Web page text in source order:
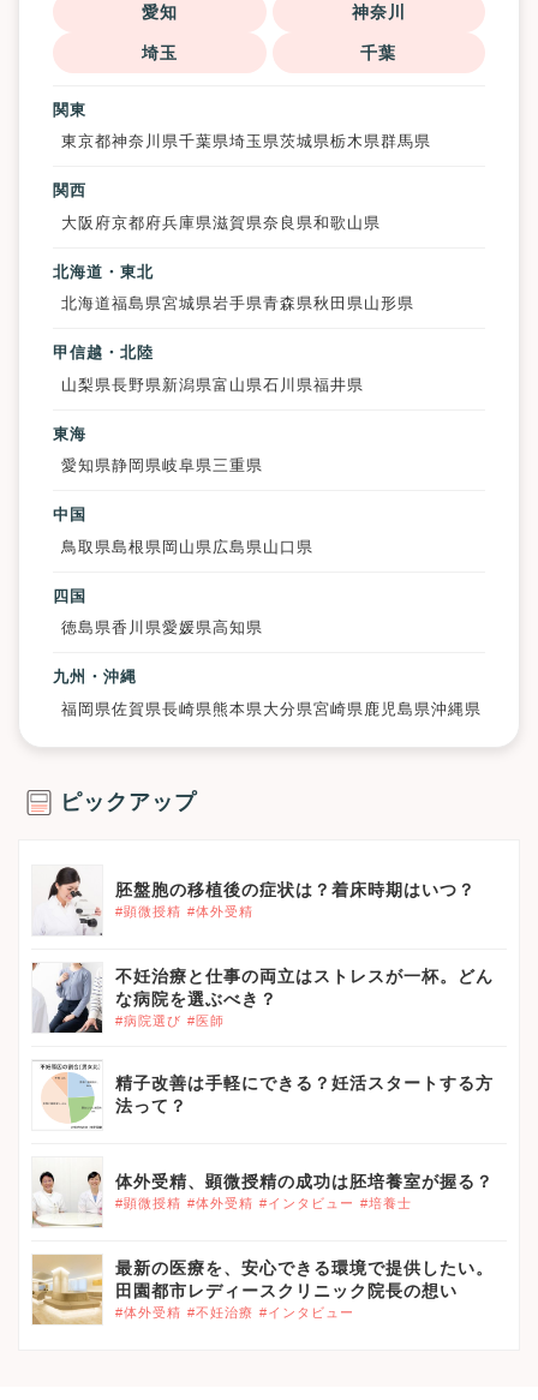
愛知 神奈川
埼玉 千葉
関東
東京都神奈川県千葉県埼玉県茨城県栃木県群馬県
関西
大阪府京都府兵庫県滋賀県奈良県和歌山県
北海道・東北
北海道福島県宮城県岩手県青森県秋田県山形県
甲信越・北陸
山梨県長野県 新潟県富山県石川県福井県
東海
愛知県静岡県岐阜県三重県
中国
鳥取県島根県 岡山県 広島県 山口県
四国
徳島県香川県愛媛県高知県
九州・沖縄
福岡県佐賀県長崎県 熊本県 大分県宮崎県 鹿児島県沖縄県
ピックアップ
胚盤胞の移植後の症状は？着床時期はいつ？
#顕微授精 #体外受精
不妊治療と仕事の両立はストレスが一杯。どん
な病院を選ぶべき？
#病院選び #医師
精子改善は手軽にできる？妊活スタートする方
法って？
体外受精、顕微授精の成功は胚培養室が握る？
#顕微授精 #体外受精 #インタビュー #培養士
最新の医療を、安心できる環境で提供したい。
田園都市レディースクリニック院長の想い
#体外受精 #不妊治療 #インタビュー